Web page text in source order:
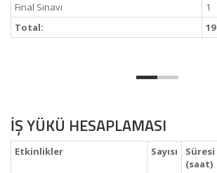
Final Sınavı
1
Total:
19
İŞ YÜKÜ HESAPLAMASI
Etkinlikler Sayısı
Süresi
(saat)